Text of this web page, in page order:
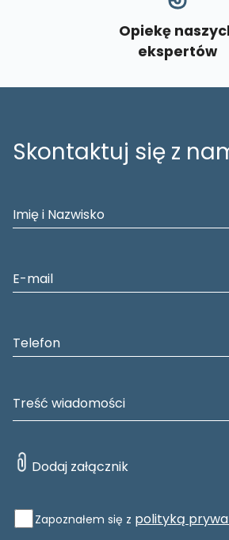
Opiekę
ekspertów
Skontaktuj się z
Zapoznałem się z polityką